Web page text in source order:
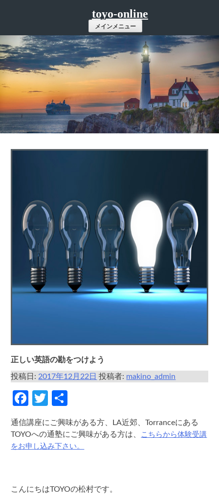
ツ
へ
ス
キ
ッ
プ
toyo-online
メインメニュー
正しい英語の勘をつけよう
投稿日:2017年12月22日 投稿者: makino_admin
Facebook
Twitter
通信講座にご興味がある方、LA近郊、Torranceにある
TOYOへの通塾にご興味がある方は、
こちらから体験受講
をお申し込み下さい。
こんにちはTOYOの松村です。